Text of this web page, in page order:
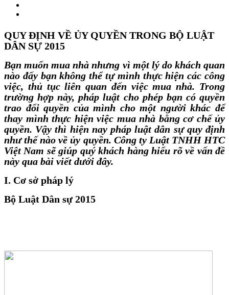
QUY ĐỊNH VỀ ỦY QUYỀN TRONG BỘ LUẬT
DÂN SỰ 2015
Bạn muốn mua nhà nhưng vì một lý do khách quan
nào đấy bạn không thể tự mình thực hiện các công
việc, thủ tục liên quan đến việc mua nhà. Trong
trường hợp này, pháp luật cho phép bạn có quyền
trao đổi quyền của mình cho một người khác để
thay mình thực hiện việc mua nhà bằng cơ chế ủy
quyền. Vậy thì hiện nay pháp luật dân sự quy định
như thế nào về ủy quyền. Công ty Luật TNHH HTC
Việt Nam sẽ giúp quý khách hàng hiểu rõ về vấn đề
này qua bài viết dưới đây.
I. Cơ sở pháp lý
Bộ Luật Dân sự 2015